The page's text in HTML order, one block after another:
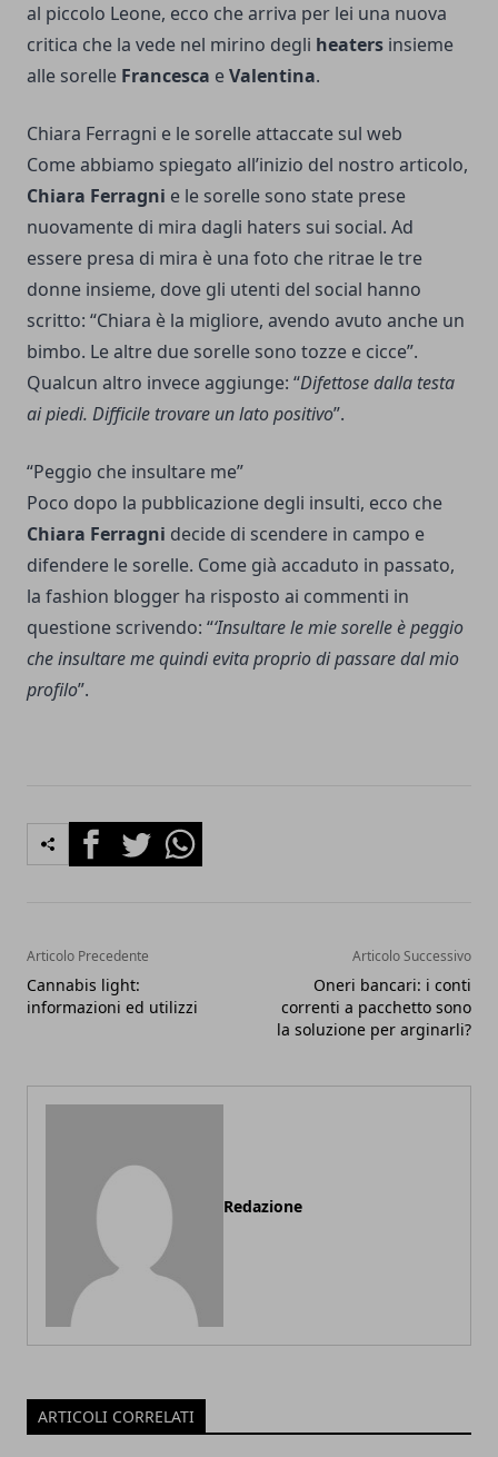
al piccolo Leone, ecco che arriva per lei una nuova
critica che la vede nel mirino degli heaters insieme
alle sorelle Francesca eValentina.
Chiara Ferragni e le sorelle attaccate sul web
Come abbiamo spiegato all’inizio del nostro articolo,
Chiara Ferragni e le sorelle sono state prese
nuovamente di mira dagli haters sui social. Ad
essere presa di mira è una foto che ritrae le tre
donne insieme, dove gli utenti del social hanno
scritto: “Chiara è la migliore, avendo avuto anche un
bimbo. Le altre due sorelle sono tozze e cicce”.
Qualcun altro invece aggiunge: “Difettose dalla testa
ai piedi. Difficile trovare un lato positivo”.
“Peggio che insultare me”
Poco dopo la pubblicazione degli insulti, ecco che
Chiara Ferragni decide di scendere in campo e
difendere le sorelle. Come già accaduto in passato,
la fashion blogger ha risposto ai commenti in
questione scrivendo: “‘Insultare le mie sorelle è peggio
che insultare me quindi evita proprio di passare dal mio
profilo”.
FacebookTwitterWhatsapp
Articolo Precedente
Cannabis light:
informazioni ed utilizzi
Articolo Successivo
Oneri bancari: i conti
correnti a pacchetto sono
la soluzione per arginarli?
Redazione
ARTICOLI CORRELATI